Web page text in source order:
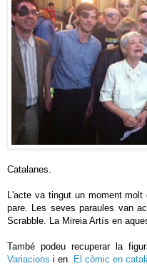
Catalanes.
L'acte va tingut un moment
pare. Les seves paraules van
Scrabble. La Mireia Artís en
També podeu recuperar la
Variacions i en El còmic en